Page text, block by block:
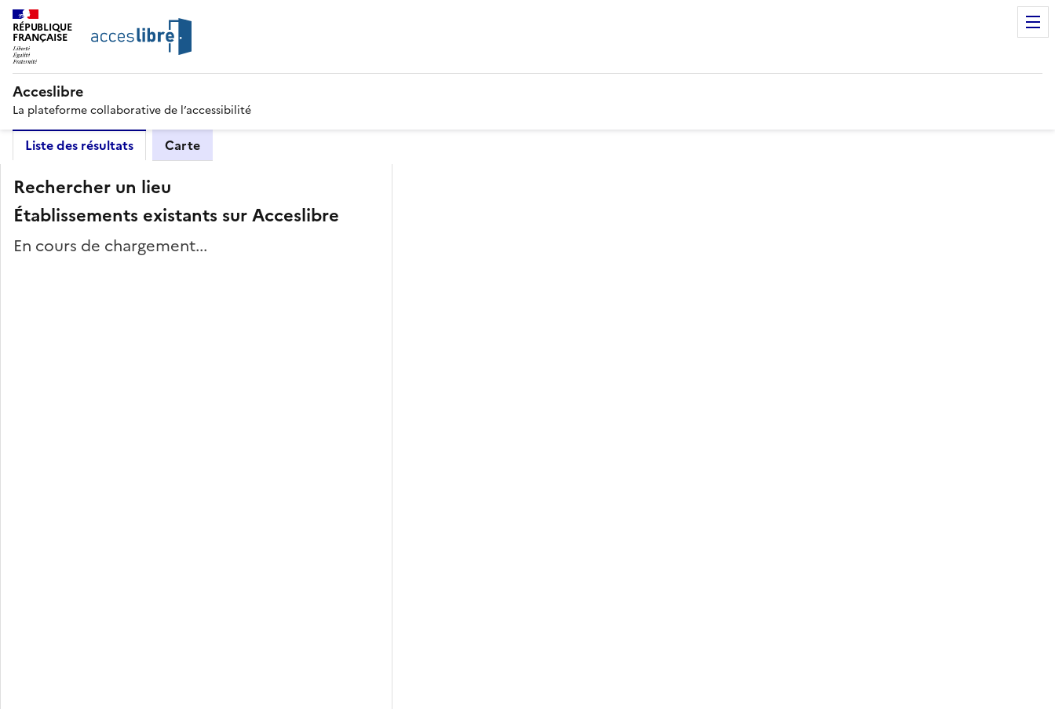
RÉPUBLIQUE
FRANÇAISE
Acceslibre
La plateforme collaborative de l’accessibilité
Liste des résultats Carte
Rechercher un lieu
Établissements existants sur Acceslibre
En cours de chargement...